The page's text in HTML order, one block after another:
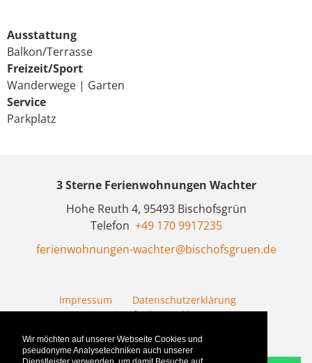
Wir möchten auf unserer Webseite Cookies und
pseudonyme Analysetechniken auch unserer
Ausstattung
Balkon/Terrasse
Freizeit/Sport
Wanderwege | Garten
Service
Parkplatz
3 Sterne Ferienwohnungen Wachter
Hohe Reuth 4, 95493 Bischofsgrün
Telefon +49 170 9917235
ferienwohnungen-wachter@bischofsgruen.de
Impressum
Datenschutzerklärung
Barrierefreiheitserklärung